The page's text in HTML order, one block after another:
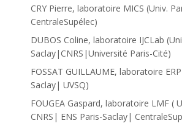
CRY Pierre, laboratoire MICS (Univ.
CentraleSupélec)
DUBOS Coline, laboratoire IJCLab
Saclay|CNRS|Université Paris-Cité)
FOSSAT GUILLAUME, laboratoire
Saclay| UVSQ)
FOUGEA Gaspard, laboratoire LMF (
CNRS| ENS Paris-Saclay|